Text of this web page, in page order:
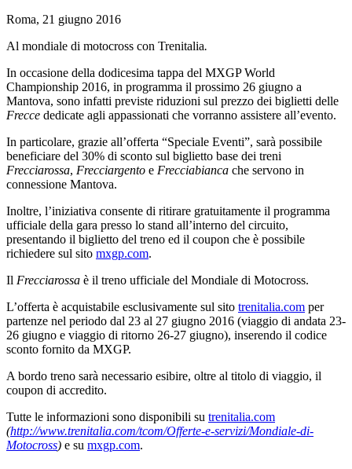
Roma, 21 giugno 2016
Al mondiale di motocross con Trenitalia.
In occasione della dodicesima tappa del MXGP World
Championship 2016, in programma il prossimo 26 giugno a
Mantova, sono infatti previste riduzioni sul prezzo dei biglietti delle
Frecce dedicate agli appassionati che vorranno assistere all’evento.
In particolare, grazie all’offerta “Speciale Eventi”, sarà possibile
beneficiare del 30% di sconto sul biglietto base dei treni
Frecciarossa, Frecciargento e Frecciabianca che servono in
connessione Mantova.
Inoltre, l’iniziativa consente di ritirare gratuitamente il programma
ufficiale della gara presso lo stand all’interno del circuito,
presentando il biglietto del treno ed il coupon che è possibile
richiedere sul sito mxgp.com.
Il Frecciarossa è il treno ufficiale del Mondiale di Motocross.
L’offerta è acquistabile esclusivamente sul sito trenitalia.com per
partenze nel periodo dal 23 al 27 giugno 2016 (viaggio di andata 23-
26 giugno e viaggio di ritorno 26-27 giugno), inserendo il codice
sconto fornito da MXGP.
A bordo treno sarà necessario esibire, oltre al titolo di viaggio, il
coupon di accredito.
Tutte le informazioni sono disponibili su trenitalia.com
(http://www.trenitalia.com/tcom/Offerte-e-servizi/Mondiale-di-
Motocross) e su mxgp.com.